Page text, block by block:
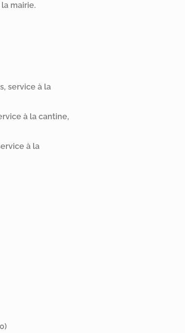
mairie.
service à la
à la cantine,
à la